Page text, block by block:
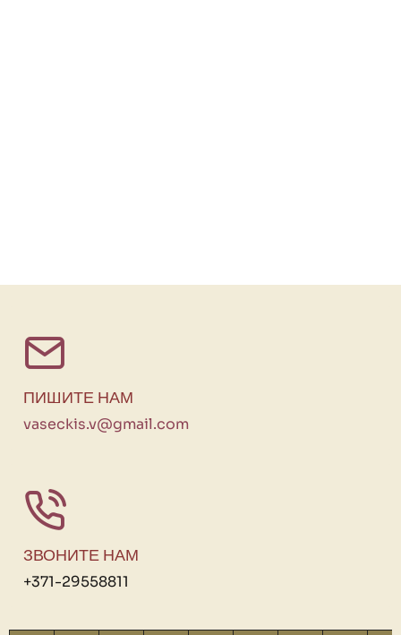
ПИШИТЕ НАМ
vaseckis.v@gmail.com
ЗВОНИТЕ НАМ
+371-29558811